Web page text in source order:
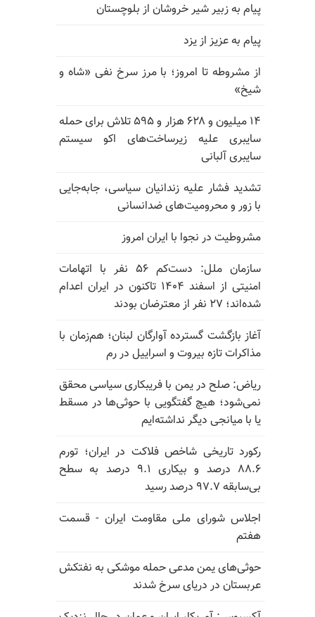
پیام به زبیر شیر خروشان از بلوچستان
پیام به عزیز از یزد
از مشروطه تا امروز؛ با مرز سرخ نفی «شاه و
شیخ»
۱۴ میلیون و ۶۲۸ هزار و ۵۹۵ تلاش برای حمله
سایبری علیه زیرساخت‌های اکو سیستم
سایبری آلبانی
تشدید فشار علیه زندانیان سیاسی، جابه‌جایی
با زور و محرومیت‌های ضدانسانی
مشروطیت در نجوا با ایران امروز
سازمان ملل: دست‌کم ۵۶ نفر با اتهامات
امنیتی از اسفند ۱۴۰۴ تاکنون در ایران اعدام
شده‌اند؛ ۲۷ نفر از معترضان بودند
آغاز بازگشت گسترده آوارگان لبنان؛ هم‌زمان با
مذاکرات تازه بیروت و اسراییل در رم
ریاض: صلح در یمن با فریبکاری سیاسی محقق
نمی‌شود؛ هیچ گفتگویی با حوثی‌ها در مسقط
یا با میانجی دیگر نداشته‌ایم
رکورد تاریخی شاخص فلاکت در ایران؛ تورم
۸۸.۶ درصد و بیکاری ۹.۱ درصد به سطح
بی‌سابقه ۹۷.۷ درصد رسید
اجلاس شورای ملی مقاومت ایران - قسمت
هفتم
حوثی‌های یمن مدعی حمله موشکی به نفتکش
عربستان در دریای سرخ شدند